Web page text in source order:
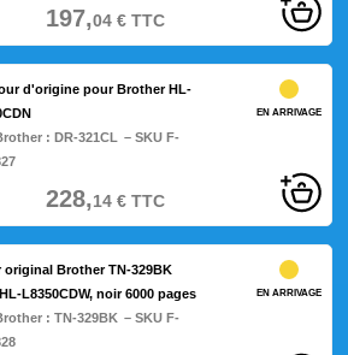
197,04€TTC
d'origine pour Brother HL-
:DR-321CL – SKU F-
EN ARRIVAGE
228,14€TTC
original Brother TN-329BK
L8350CDW, noir 6000 pages
:TN-329BK – SKU F-
EN ARRIVAGE